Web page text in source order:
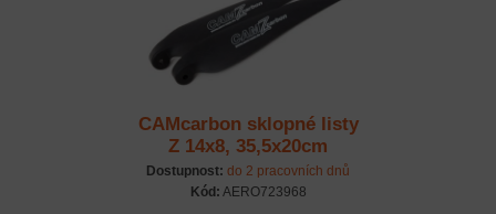
CAMcarbon sklopné listy
Z 14x8, 35,5x20cm
Dostupnost: do 2 pracovních dnů
Kód: AERO723968